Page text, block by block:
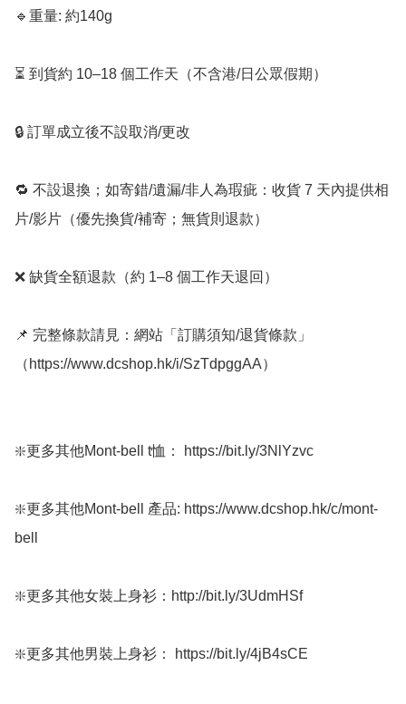
🔹重量: 約140g
⏳ 到貨約 10–18 個工作天（不含港/日公眾假期）
🔒 訂單成立後不設取消/更改
🔁 不設退換；如寄錯/遺漏/非人為瑕疵：收貨 7 天內提供相
片/影片（優先換貨/補寄；無貨則退款）
❌ 缺貨全額退款（約 1–8 個工作天退回）
📌 完整條款請見：網站「訂購須知/退貨條款」
（https://www.dcshop.hk/i/SzTdpggAA）
❇️更多其他Mont-bell t恤： https://bit.ly/3NlYzvc
❇️更多其他Mont-bell 產品: https://www.dcshop.hk/c/mont-
bell
❇️更多其他女裝上身衫：http://bit.ly/3UdmHSf
❇️更多其他男裝上身衫： https://bit.ly/4jB4sCE